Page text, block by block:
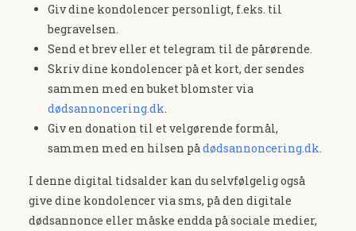
Giv dine kondolencer personligt, f.eks. til
begravelsen.
Send et brev eller et telegram til de pårørende.
Skriv dine kondolencer på et kort, der sendes
sammen med en buket blomster via
dødsannoncering.dk.
Giv en donation til et velgørende formål,
sammen med en hilsen på dødsannoncering.dk.
I denne digital tidsalder kan du selvfølgelig også
give dine kondolencer via sms, på den digitale
dødsannonce eller måske endda på sociale medier,